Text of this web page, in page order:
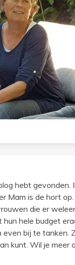
hebt gevonden.
Mam is de hort
die er
hele budget
even bij te tanken.
kunt. Wil je meer